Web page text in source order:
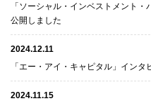
「ソーシャル・インベストメント
公開しました
2024.12.11
「エー・アイ・キャピタル」インタ
2024.11.15